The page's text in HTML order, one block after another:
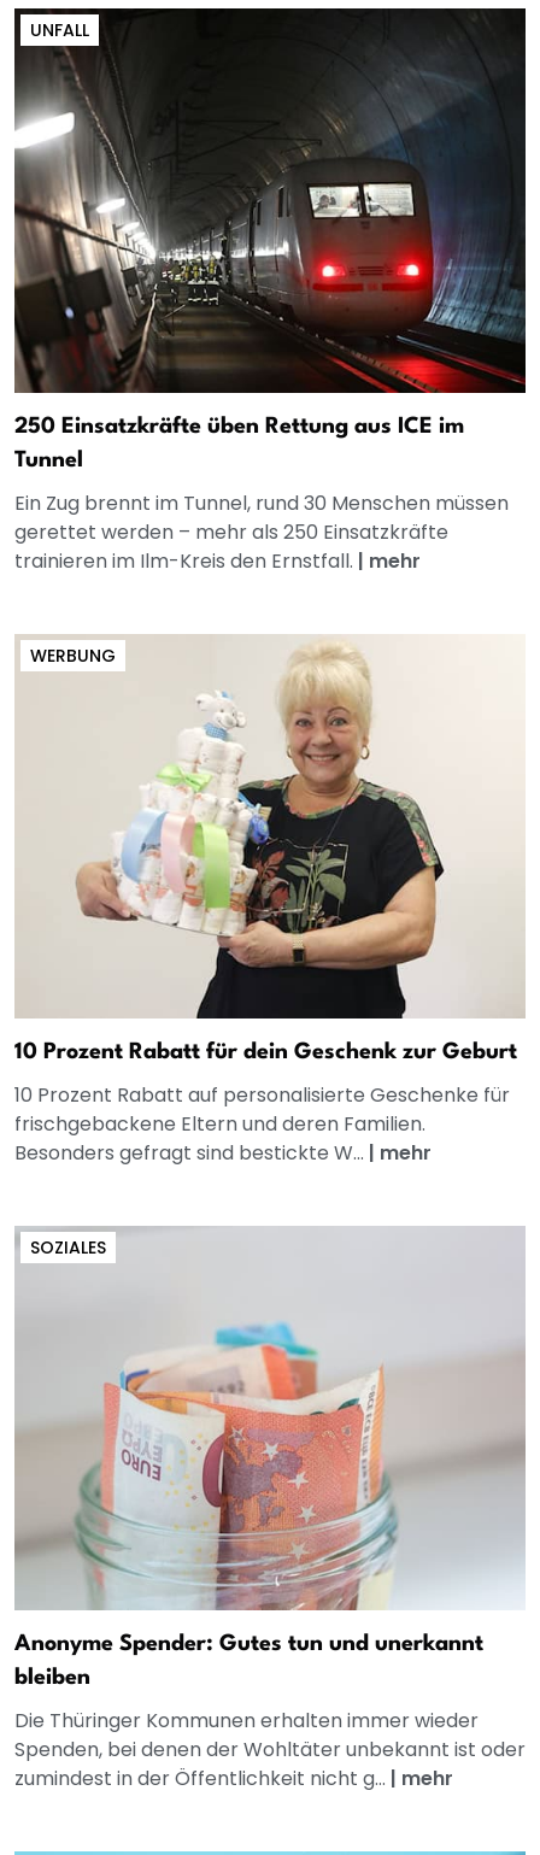
UNFALL
250 Einsatzkräfte üben Rettung aus ICE im
Tunnel
Ein Zug brennt im Tunnel, rund 30 Menschen müssen
gerettet werden – mehr als 250 Einsatzkräfte
trainieren im Ilm-Kreis den Ernstfall. | mehr
WERBUNG
10 Prozent Rabatt für dein Geschenk zur Geburt
10 Prozent Rabatt auf personalisierte Geschenke für
frischgebackene Eltern und deren Familien.
Besonders gefragt sind bestickte W... | mehr
SOZIALES
Anonyme Spender: Gutes tun und unerkannt
bleiben
Die Thüringer Kommunen erhalten immer wieder
Spenden, bei denen der Wohltäter unbekannt ist oder
zumindest in der Öffentlichkeit nicht g... | mehr